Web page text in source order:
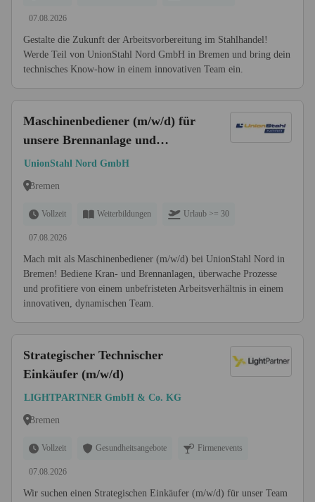
07.08.2026
Gestalte die Zukunft der Arbeitsvorbereitung im Stahlhandel!
Werde Teil von UnionStahl Nord GmbH in Bremen und bring dein
technisches Know-how in einem innovativen Team ein.
Maschinenbediener (m/w/d) für
unsere Brennanlage und
Krananlagen
UnionStahl Nord GmbH
Bremen
Vollzeit Weiterbildungen Urlaub >= 30
07.08.2026
Mach mit als Maschinenbediener (m/w/d) bei UnionStahl Nord in
Bremen! Bediene Kran- und Brennanlagen, überwache Prozesse
und profitiere von einem unbefristeten Arbeitsverhältnis in einem
innovativen, dynamischen Team.
Strategischer Technischer
Einkäufer (m/w/d)
LIGHTPARTNER GmbH & Co. KG
Bremen
Vollzeit Gesundheitsangebote Firmenevents
07.08.2026
Wir suchen einen Strategischen Einkäufer (m/w/d) für unser Team